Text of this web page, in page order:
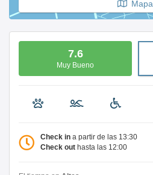
Mapa
7.6
Muy Bueno
Check in a partir de las 13:30
Check out hasta las 12:00